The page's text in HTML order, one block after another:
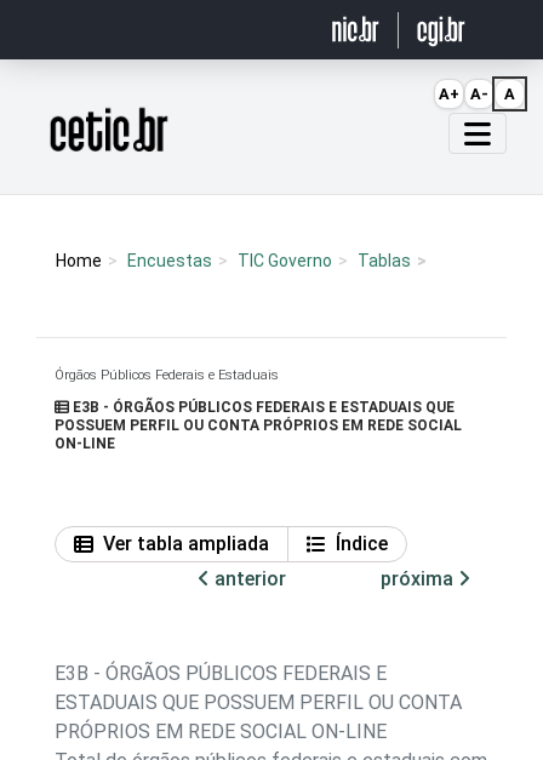
Página inicial
Home Encuestas TIC Governo Tablas
Órgãos Públicos Federais e Estaduais
E3B - ÓRGÃOS PÚBLICOS FEDERAIS E ESTADUAIS QUE
POSSUEM PERFIL OU CONTA PRÓPRIOS EM REDE SOCIAL
ON-LINE
Ver tabla ampliada
Índice
anterior
próxima
E3B - ÓRGÃOS PÚBLICOS FEDERAIS E
ESTADUAIS QUE POSSUEM PERFIL OU CONTA
PRÓPRIOS EM REDE SOCIAL ON-LINE
A+ A- A